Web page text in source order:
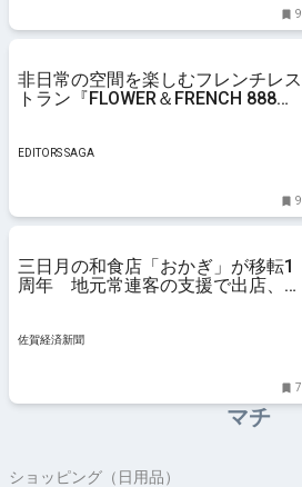
9
非日常の空間を楽しむフレンチレス
トラン『FLOWER＆FRENCH 888～
EDITORS SAGA
9
三日月の和食店「おかぎ」が移転1
周年 地元常連客の支援で出店、ラ
佐賀経済新聞
7
マチ
ショッピング（日用品）